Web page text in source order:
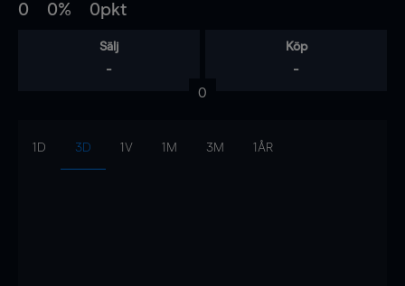
0 0% 0pkt
Sälj
-
Köp
-
0
1D 3D 1V 1M 3M 1ÅR